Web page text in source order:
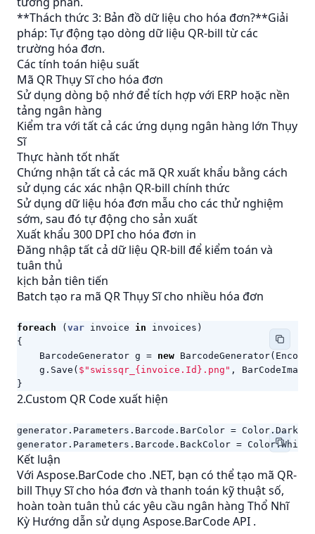
**Thách thức 3: Bản đồ dữ liệu cho hóa đơn?**Giải
pháp: Tự động tạo dòng dữ liệu QR-bill từ các
trường hóa đơn.
Các tính toán hiệu suất
Mã QR Thụy Sĩ cho hóa đơn
Sử dụng dòng bộ nhớ để tích hợp với ERP hoặc nền
tảng ngân hàng
Kiểm tra với tất cả các ứng dụng ngân hàng lớn Thụy
Sĩ
Thực hành tốt nhất
Chứng nhận tất cả các mã QR xuất khẩu bằng cách
sử dụng các xác nhận QR-bill chính thức
Sử dụng dữ liệu hóa đơn mẫu cho các thử nghiệm
sớm, sau đó tự động cho sản xuất
Xuất khẩu 300 DPI cho hóa đơn in
Đăng nhập tất cả dữ liệu QR-bill để kiểm toán và
tuân thủ
kịch bản tiên tiến
Batch tạo ra mã QR Thụy Sĩ cho nhiều hóa đơn
foreach ( var invoice in invoices )
{
BarcodeGenerator g = new BarcodeGenerator(
g . Save ( $"swissqr_{invoice.Id}.png" ,
}
2.Custom QR Code xuất hiện
generator . Parameters . Barcode . BarColor = Color .
generator . Parameters . Barcode . BackColor = Color.
Kết luận
Với Aspose.BarCode cho .NET, bạn có thể tạo mã QR-
bill Thụy Sĩ cho hóa đơn và thanh toán kỹ thuật số,
hoàn toàn tuân thủ các yêu cầu ngân hàng Thổ Nhĩ
Kỳ Hướng dẫn sử dụng Aspose.BarCode API .